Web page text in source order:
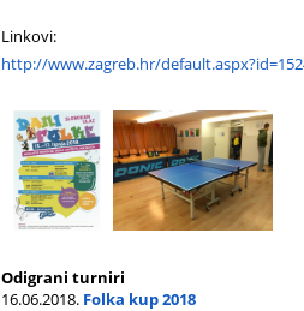
Linkovi:
http://www.zagreb.hr/
Odigrani turniri
16.06.2018. Folka kup 2018